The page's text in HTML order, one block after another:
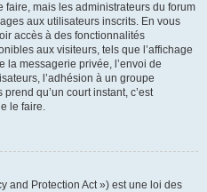
faire, mais les administrateurs du forum
aux utilisateurs inscrits. En vous
accès à des fonctionnalités
aux visiteurs, tels que l’affichage
la messagerie privée, l’envoi de
l’adhésion à un groupe
qu’un court instant, c’est
le faire.
and Protection Act ») est une loi des